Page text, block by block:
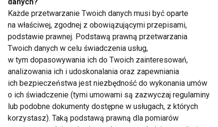
codziennych wyborach żywieniowych.
Zamiast koncentrować się na krótkotrwałych,
drastycznych metodach oczyszczania
organizmu po świętach, warto wykorzystać ten
moment jako okazję do refleksji nad
codziennymi nawykami żywieniowymi.
Stopniowe wprowadzanie zdrowych zmian w
Każde przetwarzanie Twoich danych musi być oparte
na właściwej, zgodnej z obowiązującymi przepisami,
podstawie prawnej. Podstawą prawną przetwarzania
Twoich danych w celu świadczenia usług,
w tym dopasowywania ich do Twoich zainteresowań,
analizowania ich i udoskonalania oraz zapewniania
ich bezpieczeństwa jest niezbędność do wykonania umów
o ich świadczenie (tymi umowami są zazwyczaj regulaminy
lub podobne dokumenty dostępne w usługach, z których
korzystasz). Taką podstawą prawną dla pomiarów